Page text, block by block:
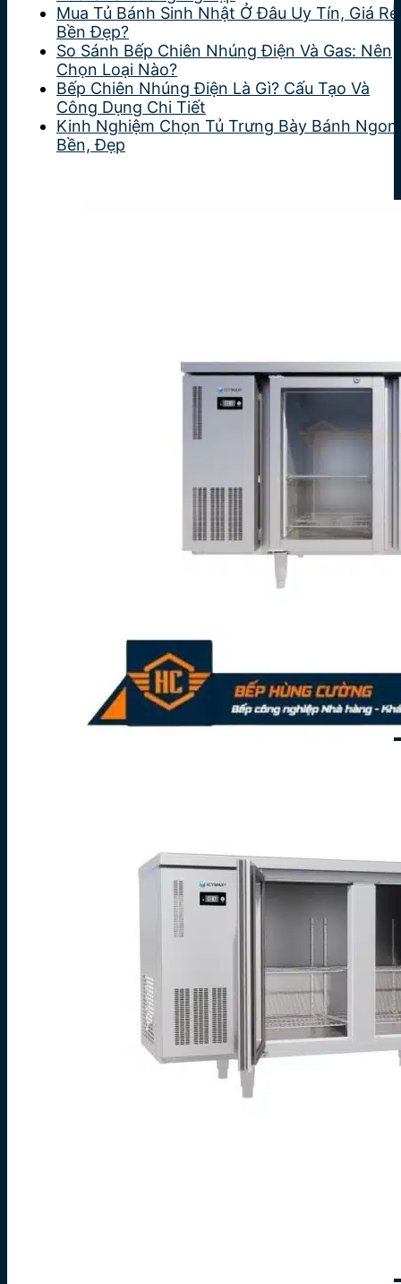
Mua Tủ Bánh Sinh Nhật Ở Đâu Uy Tín, Giá
Bền Đẹp?
So Sánh Bếp Chiên Nhúng Điện Và Gas: Nên
Chọn Loại Nào?
Bếp Chiên Nhúng Điện Là Gì? Cấu Tạo Và
Công Dụng Chi Tiết
Kinh Nghiệm Chọn Tủ Trưng Bày Bánh Ngon,
Bền, Đẹp